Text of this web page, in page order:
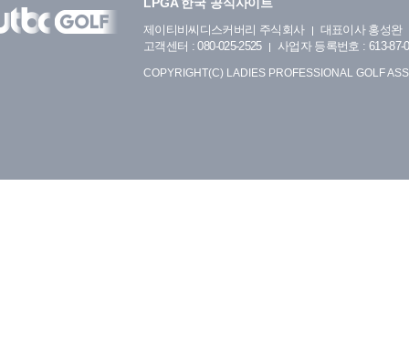
제이티비씨디스커버리 주식회사
대표이사 홍성완
고객센터 : 080-025-2525
사업자 등록번호 : 613-87-
COPYRIGHT(C) LADIES PROFESSIONAL GOLF